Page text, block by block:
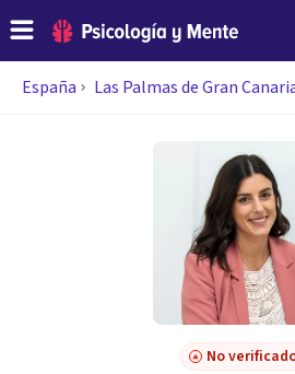
España Las Palmas de Gran
No